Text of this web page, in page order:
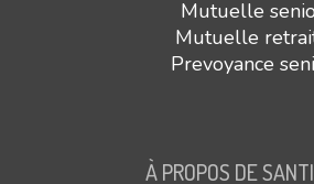
Mutuelle
Mutuelle
Prevoyance
À PROPOS DE